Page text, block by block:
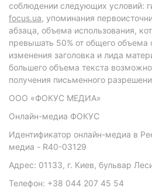
соблюдении следующих условий:
focus.ua, упоминания
абзаца, объема использования,
превышать 50% от общего объема
изменения заголовка и лида
большего объема текста
получения письменного
ООО «ФОКУС МЕДИА»
Онлайн-медиа ФОКУС
Идентификатор онлайн-медиа в
медиа - R40-03129
Адрес: 01133, г. Киев, бульвар
Телефон: +38 044 207 45 54